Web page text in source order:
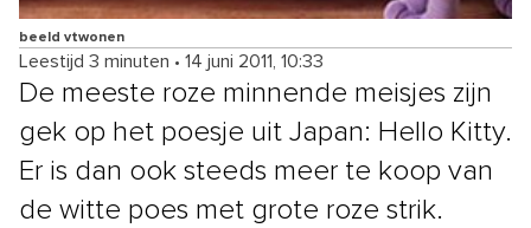
beeld vtwonen
Leestijd 3 minuten • 14 juni 2011, 10:33
De meeste roze minnende meisjes zijn
gek op het poesje uit Japan: Hello Kitty.
Er is dan ook steeds meer te koop van
de witte poes met grote roze strik.